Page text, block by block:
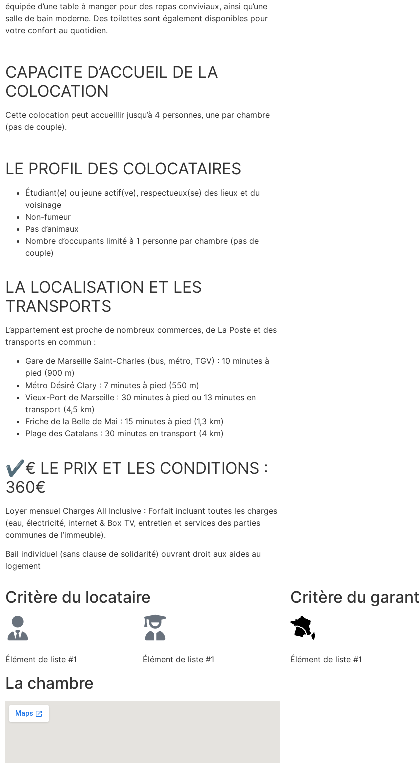
équipée d’une table à manger pour des repas conviviaux, ainsi qu’une
salle de bain moderne. Des toilettes sont également disponibles pour
votre confort au quotidien.
CAPACITE D’ACCUEIL DE LA
COLOCATION
Cette colocation peut accueillir jusqu’à 4 personnes, une par chambre
(pas de couple).
LE PROFIL DES COLOCATAIRES
Étudiant(e) ou jeune actif(ve), respectueux(se) des lieux et du
voisinage
Non-fumeur
Pas d’animaux
Nombre d’occupants limité à 1 personne par chambre (pas de
couple)
LA LOCALISATION ET LES
TRANSPORTS
L’appartement est proche de nombreux commerces, de La Poste et des
transports en commun :
Gare de Marseille Saint-Charles (bus, métro, TGV) : 10 minutes à
pied (900 m)
Métro Désiré Clary : 7 minutes à pied (550 m)
Vieux-Port de Marseille : 30 minutes à pied ou 13 minutes en
transport (4,5 km)
Friche de la Belle de Mai : 15 minutes à pied (1,3 km)
Plage des Catalans : 30 minutes en transport (4 km)
✔€ LE PRIX ET LES CONDITIONS :
360€
Loyer mensuel Charges All Inclusive : Forfait incluant toutes les charges
(eau, électricité, internet & Box TV, entretien et services des parties
communes de l’immeuble).
Bail individuel (sans clause de solidarité) ouvrant droit aux aides au
logement
Critère du locataire
Élément de liste #1 Élément de liste #1
Critère du garant
Élément de liste #1
La chambre